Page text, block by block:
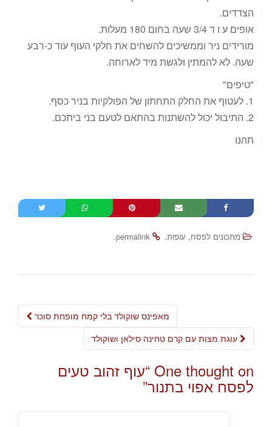
הצדדים.
אופים ע ו ד 3/4 שעה בחום 180 מעלות.
מורידים ניר וממשיכים להשחים את חלקי העוף עוד כ-רבע
שעה. לא להמתין ולגשת מיד לארוחה.
"טיפים"
1. לעטוף את החלק התחתון של הפולקיות בניר כסף.
2. התיבול יכול להשתנות בהתאם לטעם בני ביתכם.
תהנו
מתכונים לפסח, עופות.
permalink
.
Post
navigation
מאפינס שוקולד בלי קמח מופחת סוכר
One thought on “ עוף זהוב טעים
לפסח אפוי בתנור”